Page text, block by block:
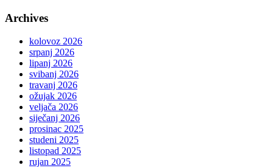
Archives
kolovoz 2026
srpanj 2026
lipanj 2026
svibanj 2026
travanj 2026
ožujak 2026
veljača 2026
siječanj 2026
prosinac 2025
studeni 2025
listopad 2025
rujan 2025